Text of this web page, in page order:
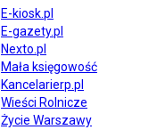
E-kiosk.pl
E-gazety.pl
Nexto.pl
Mała księgowość
Kancelarierp.pl
Wieści Rolnicze
Życie Warszawy